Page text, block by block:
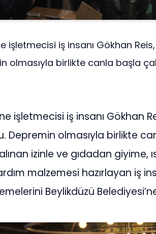
işletmecisi iş insanı Gökhan
olmasıyla birlikte canla başla
işletmecisi iş insanı Gökhan
Depremin olmasıyla birlikte
izinle ve gıdadan giyime,
malzemesi hazırlayan iş
Beylikdüzü